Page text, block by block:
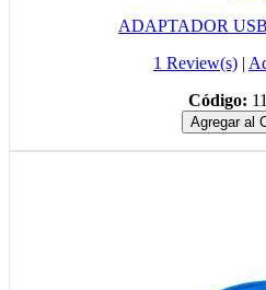
ADAPTADOR
1 Review(s) |
Código:
Agregar al